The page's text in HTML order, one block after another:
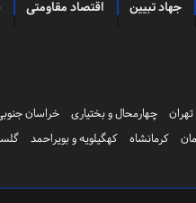
جهاد تبیین اقتصاد مقاومتی
تهران چهارمحال و بختیاری خراسان
کرمانشاه کهگیلویه و بویراحمد